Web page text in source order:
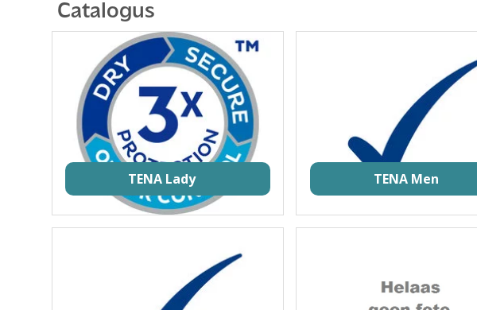
TENA Bed
TENA Comfort
Depend voor Mannen
Depend voor vrouwen
Dieetvoeding
Kenniscentrum
Abonnement
Catalogus
TENA Lady TENA Men